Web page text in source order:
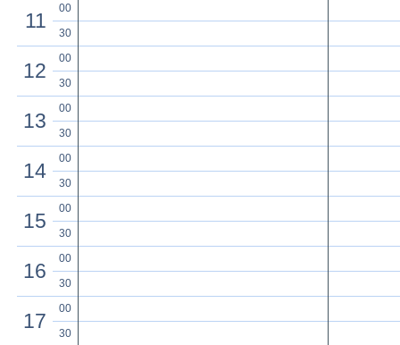
11
00
30
12
00
30
13
00
30
14
00
30
15
00
30
16
00
30
17
00
30